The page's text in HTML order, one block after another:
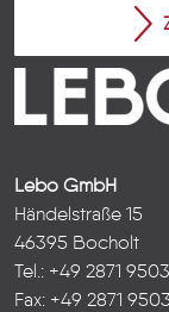
Lebo GmbH
Händelstraße 15
46395 Bocholt
Tel.: +49 2871
Fax: +49 2871